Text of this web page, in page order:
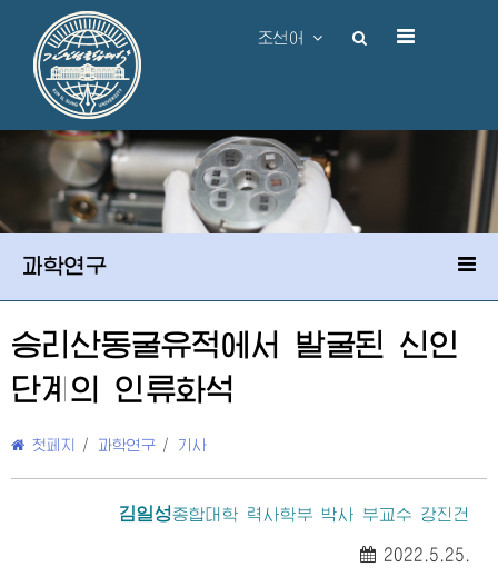
조선어
과학연구
승리산동굴유적에서 발굴된 신인
단계의 인류화석
첫페지 / 과학연구 / 기사
김일성종합대학 력사학부 박사 부교수 강진건
2022.5.25.